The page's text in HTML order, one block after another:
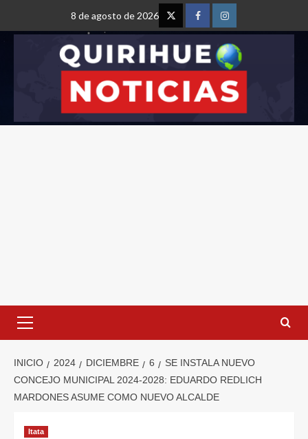
8 de agosto de 2026
INICIO 2024 DICIEMBRE 6
SE INSTALA NUEVO
CONCEJO MUNICIPAL 2024-2028: EDUARDO REDLICH
MARDONES ASUME COMO NUEVO ALCALDE
Itata